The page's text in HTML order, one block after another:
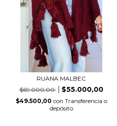
RUANA MALBEC
$69.000,00
$55.000,00
$49.500,00 con Transferencia o
depósito